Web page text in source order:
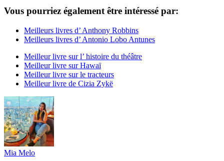
Vous pourriez également être intéressé par:
Meilleurs livres d’ Anthony Robbins
Meilleurs livres d’ Antonio Lobo Antunes
Meilleur livre sur l’ histoire du théâtre
Meilleur livre sur Hawaï
Meilleur livre sur le tracteurs
Meilleur livre de Cizia Zykë
Mia Melo